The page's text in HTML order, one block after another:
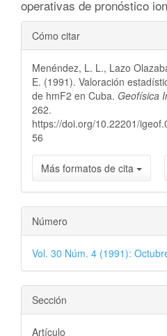
operativas de pronóstico
Detalles
del
artículo
Cómo citar
Menéndez, L. L., Lazo
E. (1991). Valoración
de hmF2 en Cuba. Geofísica
262.
https://doi.org/10.22201/
56
Más formatos de cita
Número
Vol. 30 Núm. 4 (1991):
Sección
Artículo